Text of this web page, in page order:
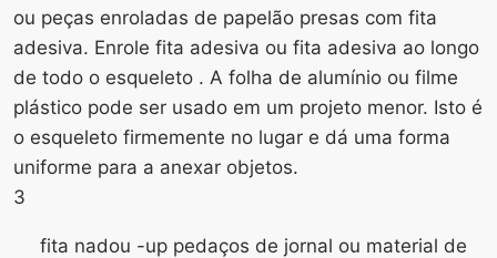
ou peças enroladas de papelão presas com fita
adesiva. Enrole fita adesiva ou fita adesiva ao longo
de todo o esqueleto . A folha de alumínio ou filme
plástico pode ser usado em um projeto menor. Isto é
o esqueleto firmemente no lugar e dá uma forma
uniforme para a anexar objetos.
3
fita nadou -up pedaços de jornal ou material de